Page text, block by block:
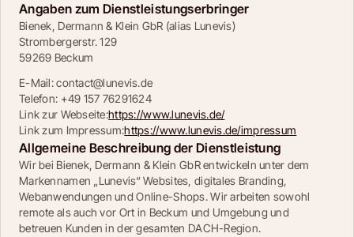
Angaben zum Dienstleistungserbringer
Bienek, Dermann & Klein GbR (alias Lunevis)
Strombergerstr. 129
59269 Beckum
E-Mail: contact@lunevis.de
Telefon: +49 157 76291624
Link zur Webseite:https://www.lunevis.de/
Link zum Impressum:https://www.lunevis.de/impressum
Allgemeine Beschreibung der Dienstleistung
Wir bei Bienek, Dermann & Klein GbR entwickeln unter dem
Markennamen „Lunevis“ Websites, digitales Branding,
Webanwendungen und Online-Shops. Wir arbeiten sowohl
remote als auch vor Ort in Beckum und Umgebung und
betreuen Kunden in der gesamten DACH-Region.